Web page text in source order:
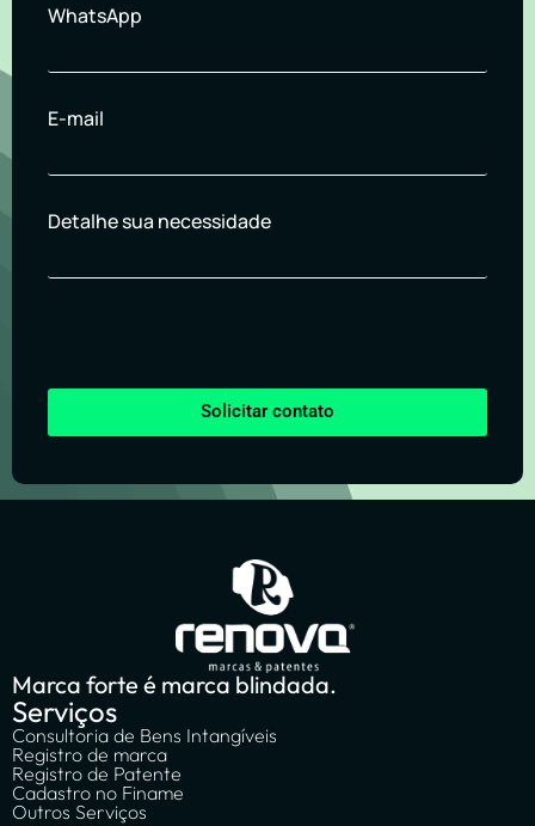
WhatsApp
E-mail
Detalhe sua necessidade
Solicitar contato
Marca forte é marca blindada.
Serviços
Consultoria de Bens Intangíveis
Registro de marca
Registro de Patente
Cadastro no Finame
Outros Serviços